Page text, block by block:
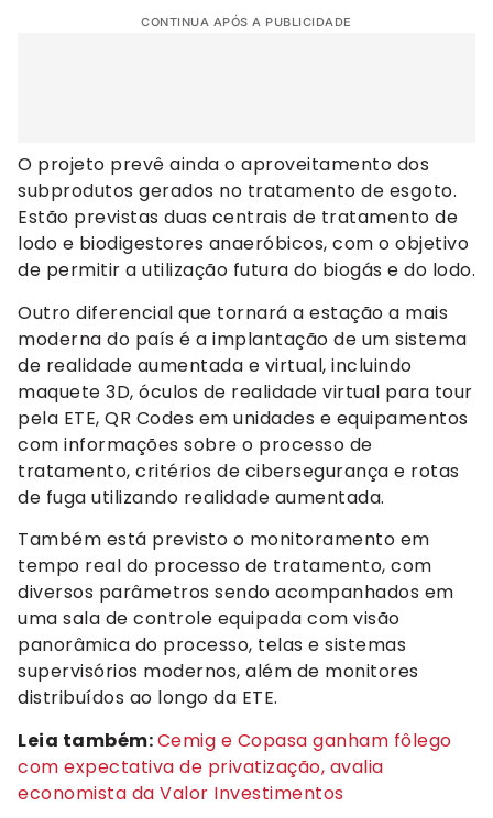
CONTINUA APÓS A PUBLICIDADE
O projeto prevê ainda o aproveitamento dos
subprodutos gerados no tratamento de esgoto.
Estão previstas duas centrais de tratamento de
lodo e biodigestores anaeróbicos, com o objetivo
de permitir a utilização futura do biogás e do lodo.
Outro diferencial que tornará a estação a mais
moderna do país é a implantação de um sistema
de realidade aumentada e virtual, incluindo
maquete 3D, óculos de realidade virtual para tour
pela ETE, QR Codes em unidades e equipamentos
com informações sobre o processo de
tratamento, critérios de cibersegurança e rotas
de fuga utilizando realidade aumentada.
Também está previsto o monitoramento em
tempo real do processo de tratamento, com
diversos parâmetros sendo acompanhados em
uma sala de controle equipada com visão
panorâmica do processo, telas e sistemas
supervisórios modernos, além de monitores
distribuídos ao longo da ETE.
Leia também:Cemig e Copasa ganham fôlego
com expectativa de privatização, avalia
economista da Valor Investimentos